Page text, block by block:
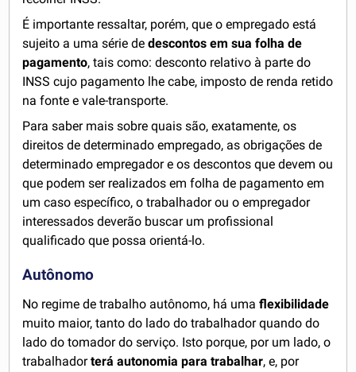
É importante ressaltar, porém, que o empregado está
sujeito a uma série dedescontos em sua folha de
pagamento, tais como: desconto relativo à parte do
INSS cujo pagamento lhe cabe, imposto de renda retido
na fonte e vale-transporte.
Para saber mais sobre quais são, exatamente, os
direitos de determinado empregado, as obrigações de
determinado empregador e os descontos que devem ou
que podem ser realizados em folha de pagamento em
um caso específico, o trabalhador ou o empregador
interessados deverão buscar um profissional
qualificado que possa orientá-lo.
Autônomo
No regime de trabalho autônomo, há umaflexibilidade
muito maior, tanto do lado do trabalhador quando do
lado do tomador do serviço. Isto porque, por um lado, o
trabalhadorterá autonomia para trabalhar, e, por